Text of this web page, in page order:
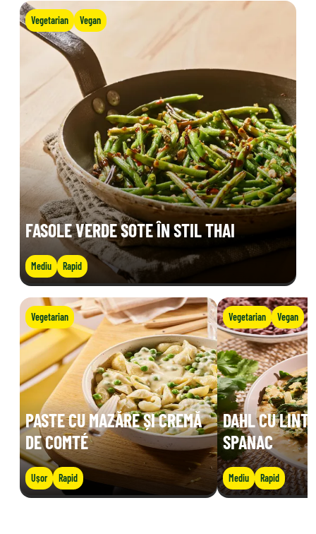
Vegetarian Vegan
FASOLE VERDE SOTE ÎN STIL THAI
Mediu Rapid
Vegetarian
PASTE CU MAZĂRE ȘI CREMĂ
DE COMTÉ
Ușor Rapid
Vegetarian Vegan
DAHL CU
SPANAC
Mediu Rapid